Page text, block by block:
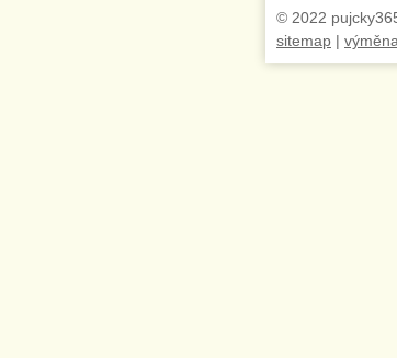
© 2022
sitemap |